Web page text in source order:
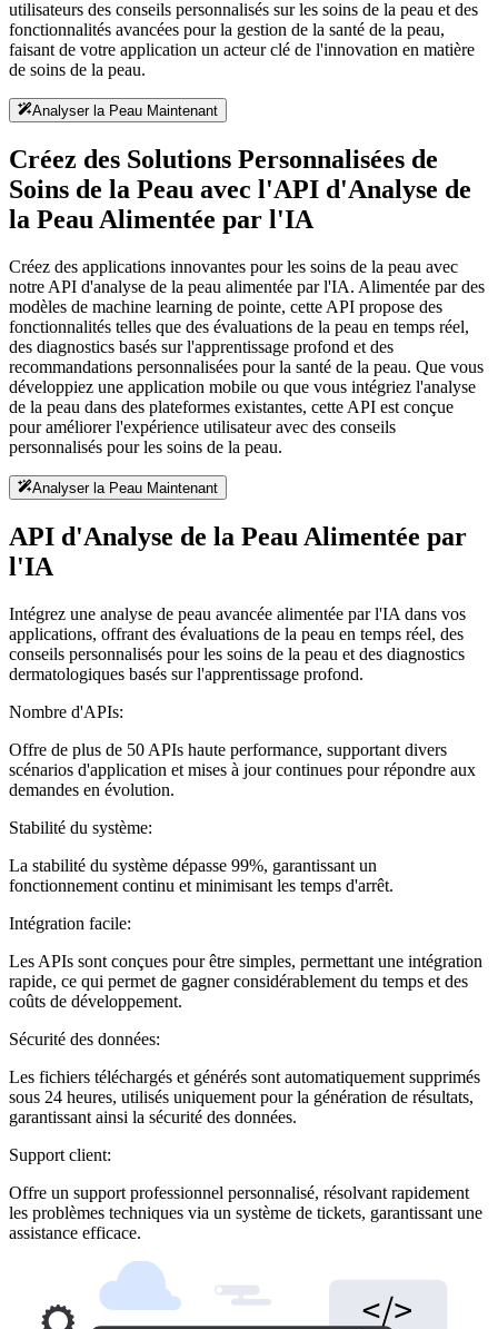
utilisateurs des conseils personnalisés sur les soins de la peau et des
fonctionnalités avancées pour la gestion de la santé de la peau,
faisant de votre application un acteur clé de l'innovation en matière
de soins de la peau.
Analyser la Peau Maintenant
Créez des Solutions Personnalisées de
Soins de la Peau avec l'API d'Analyse de
la Peau Alimentée par l'IA
Créez des applications innovantes pour les soins de la peau avec
notre API d'analyse de la peau alimentée par l'IA. Alimentée par des
modèles de machine learning de pointe, cette API propose des
fonctionnalités telles que des évaluations de la peau en temps réel,
des diagnostics basés sur l'apprentissage profond et des
recommandations personnalisées pour la santé de la peau. Que vous
développiez une application mobile ou que vous intégriez l'analyse
de la peau dans des plateformes existantes, cette API est conçue
pour améliorer l'expérience utilisateur avec des conseils
personnalisés pour les soins de la peau.
Analyser la Peau Maintenant
API d'Analyse de la Peau Alimentée par
l'IA
Intégrez une analyse de peau avancée alimentée par l'IA dans vos
applications, offrant des évaluations de la peau en temps réel, des
conseils personnalisés pour les soins de la peau et des diagnostics
dermatologiques basés sur l'apprentissage profond.
Nombre d'APIs:
Offre de plus de 50 APIs haute performance, supportant divers
scénarios d'application et mises à jour continues pour répondre aux
demandes en évolution.
Stabilité du système:
La stabilité du système dépasse 99%, garantissant un
fonctionnement continu et minimisant les temps d'arrêt.
Intégration facile:
Les APIs sont conçues pour être simples, permettant une intégration
rapide, ce qui permet de gagner considérablement du temps et des
coûts de développement.
Sécurité des données:
Les fichiers téléchargés et générés sont automatiquement supprimés
sous 24 heures, utilisés uniquement pour la génération de résultats,
garantissant ainsi la sécurité des données.
Support client:
Offre un support professionnel personnalisé, résolvant rapidement
les problèmes techniques via un système de tickets, garantissant une
assistance efficace.